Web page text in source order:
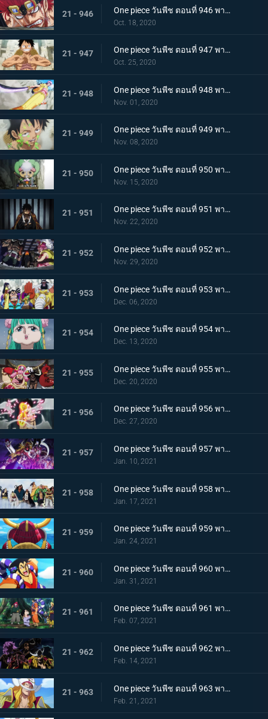
21 - 946 One piece วันพีช ตอนที่ 946 พากย์ไทย หยุดยั้งสี่จักรพรรดิ! แผนการลับของควีน
Oct. 18, 2020
21 - 947 One piece วันพีช ตอนที่ 947 พากย์ไทย อาวุธทรงอานุภาพ! กระสุนโรคระบาดที่เล็งไปที่ลูฟี่
Oct. 25, 2020
21 - 948 One piece วันพีช ตอนที่ 948 พากย์ไทย เปิดฉากโต้กลับ! ลูฟี่และเหล่าซามูไรฝักดาบแดง!
Nov. 01, 2020
21 - 949 One piece วันพีช ตอนที่ 949 พากย์ไทย มาเพื่อชนะ! เสียงร้องที่สิ้นหวังของลูฟี่
Nov. 08, 2020
21 - 950 One piece วันพีช ตอนที่ 950 พากย์ไทย ความฝันของเหล่าทหาร! ลูฟี่ยึดครองอุด้ง!
Nov. 15, 2020
21 - 951 One piece วันพีช ตอนที่ 951 พากย์ไทย การไล่ล่าของโอโรจิ! หน่วยรบนินจา vs โซโล
Nov. 22, 2020
21 - 952 One piece วันพีช ตอนที่ 952 พากย์ไทย การเผชิญหน้าอย่างไม่คาดคิด! ของสี่จักรพรรดิทั้งสองคน
Nov. 29, 2020
21 - 953 One piece วันพีช ตอนที่ 953 พากย์ไทย คำสารภาพของฮิโยริ! พานพบอีกครั้งที่สะพานโออิฮิงิ
Dec. 06, 2020
21 - 954 One piece วันพีช ตอนที่ 954 พากย์ไทย ชื่อของมันคือเอ็นมะ! สุดยอดดาบของโอเด้ง!
Dec. 13, 2020
21 - 955 One piece วันพีช ตอนที่ 955 พากย์ไทย พันธมิตรใหม่? รวมพลกองกำลังไคโด!
Dec. 20, 2020
21 - 956 One piece วันพีช ตอนที่ 956 พากย์ไทย การต่อสู้ครั้งใหญ่! กลุ่มหมวกฟางเข้าโหมดต่อสู้!
Dec. 27, 2020
21 - 957 One piece วันพีช ตอนที่ 957 พากย์ไทย ข่าวใหญ่! เหตุการณ์ที่ส่งผลต่อ 7 เทพโจรสลัด!
Jan. 10, 2021
21 - 958 One piece วันพีช ตอนที่ 958 พากย์ไทย ตำนานการต่อสู้! การ์ปและโรเจอร์
Jan. 17, 2021
21 - 959 One piece วันพีช ตอนที่ 959 พากย์ไทย ท่าเรือที่นัดพบ! วะโนะคุนิองก์ 3 เริ่มแล้ว!
Jan. 24, 2021
21 - 960 One piece วันพีช ตอนที่ 960 พากย์ไทย ซามูไรอันดับหนึ่งของวะโนะคุนิ! โคสึกิ โอเด้ง มาแล้ว
Jan. 31, 2021
21 - 961 One piece วันพีช ตอนที่ 961 พากย์ไทย สาบานเป็นศิษย์ทั้งน้ำตา โอเด้งกับคินเอม่อน
Feb. 07, 2021
21 - 962 One piece วันพีช ตอนที่ 962 พากย์ไทย ชะตาชีวิตที่เปลี่ยนแปลง กลุ่มโจรสลัดหนวดขาวเกยตื้น!!
Feb. 14, 2021
21 - 963 One piece วันพีช ตอนที่ 963 พากย์ไทย ความมุ่งมั่นของโอเด้ง! การทดสอบของหนวดขาว!
Feb. 21, 2021